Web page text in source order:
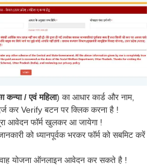
कन्या / एवं महिला) का आधार कार्ड और नाम,
कर Verify बटन पर क्लिक करना है !
आवेदन फॉर्म खुलकर आ जायेगा !
को ध्यानपूर्वक भरकर फॉर्म को सबमिट करें
योजना ऑनलाइन आवेदन कर सकते है !